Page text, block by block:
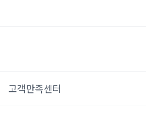
고객만족센터